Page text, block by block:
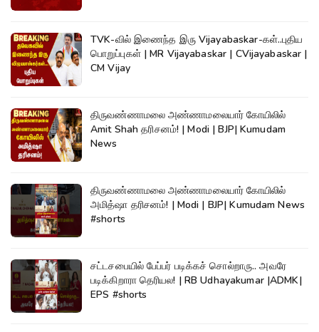
TVK-வில் இணைந்த இரு Vijayabaskar-கள்..புதிய
பொறுப்புகள் | MR Vijayabaskar | CVijayabaskar |
CM Vijay
திருவண்ணாமலை அண்ணாமலையார் கோயிலில்
Amit Shah தரிசனம்! | Modi | BJP| Kumudam
News
திருவண்ணாமலை அண்ணாமலையார் கோயிலில்
அமித்ஷா தரிசனம்! | Modi | BJP| Kumudam News
#shorts
சட்டசபையில் பேப்பர் படிக்கச் சொல்றாரு.. அவரே
படிக்கிறாரா தெரியல! | RB Udhayakumar |ADMK|
EPS #shorts